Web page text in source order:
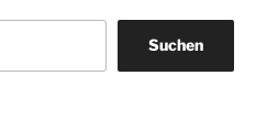
Suchen